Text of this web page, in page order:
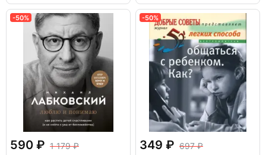
-50%
590
1 179
-50%
349
697